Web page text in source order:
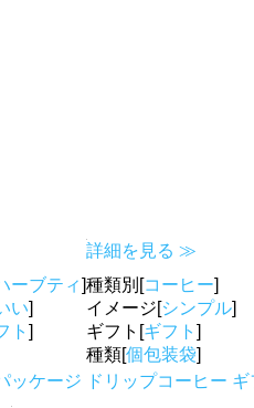
ーブティ]
い]
ト ]
ッケージ
詳細を見る ≫
種類別[コーヒー]
イメージ[シンプル]
ギフト[ギフト ]
種類[個包装袋]
ドリップコーヒー ギ